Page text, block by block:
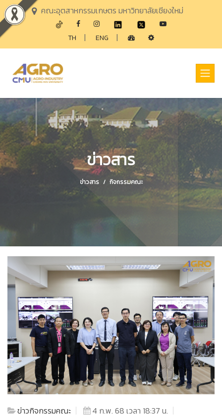
คณะอุตสาหกรรมเกษตร มหาวิทยาลัยเชียงใหม่
TH | ENG |
ข่าวสาร
ข่าวสาร กิจกรรมคณะ
ข่าวกิจกรรมคณะ 4 ก.พ. 68 เวลา 18:37 น.